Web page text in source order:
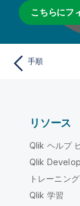
こちらにフ
手順
リソース
Qlik ヘルプ
Qlik
トレーニング
Qlik 学習